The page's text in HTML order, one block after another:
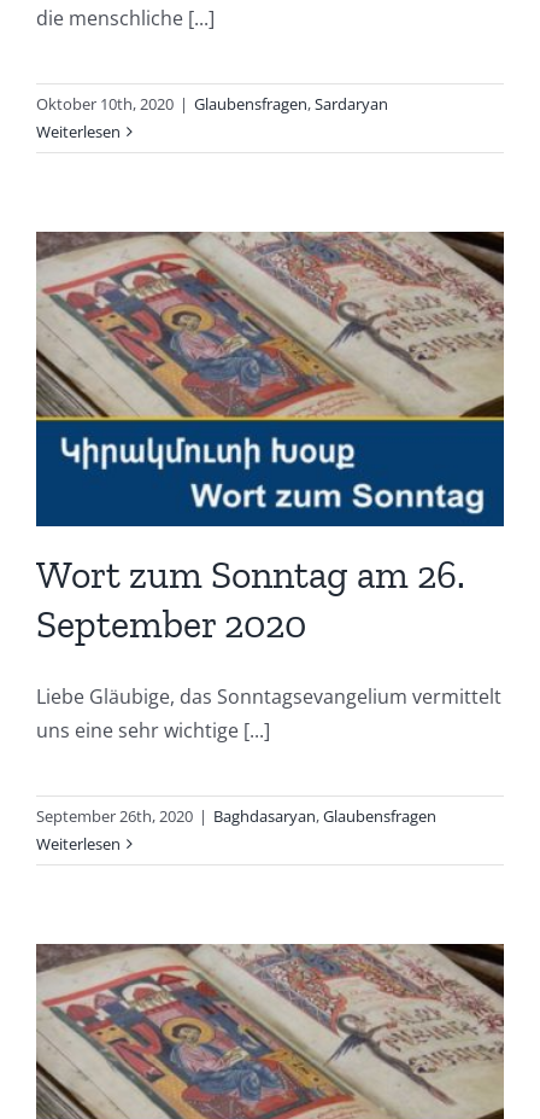
die menschliche [...]
Oktober 10th, 2020 | Glaubensfragen,Sardaryan
Weiterlesen
Wort zum Sonntag am 26.
September 2020
Liebe Gläubige, das Sonntagsevangelium vermittelt
uns eine sehr wichtige [...]
September 26th, 2020 | Baghdasaryan,Glaubensfragen
Weiterlesen